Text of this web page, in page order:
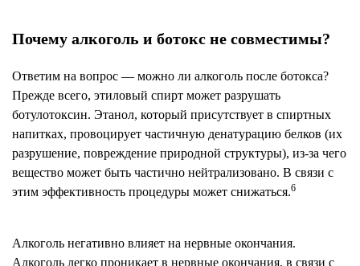
Почему алкоголь и ботокс не совместимы?
Ответим на вопрос — можно ли алкоголь после ботокса?
Прежде всего, этиловый спирт может разрушать
ботулотоксин. Этанол, который присутствует в спиртных
напитках, провоцирует частичную денатурацию белков (их
разрушение, повреждение природной структуры), из-за чего
вещество может быть частично нейтрализовано. В связи с
этим эффективность процедуры может снижаться.6
Алкоголь негативно влияет на нервные окончания.
Алкоголь легко проникает в нервные окончания, в связи с